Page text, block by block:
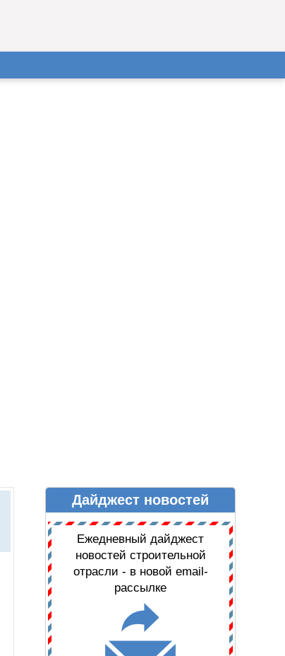
ДАЙДЖЕСТ НОВОСТЕЙДайджест новостей
Ежедневный дайджест
новостей строительной
отрасли - в новой email-
рассылке